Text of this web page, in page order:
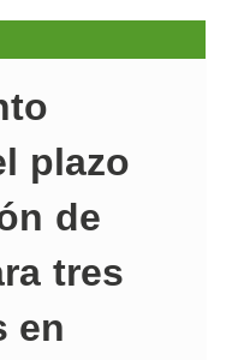
plazo
de
tres
en